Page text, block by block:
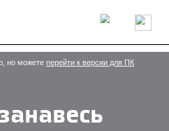
Интерьер Пресса
Архитекторы
Книги Вакансии
Блог
но можете перейти к версии для ПК